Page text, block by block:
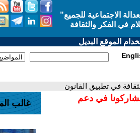
الاجتماعية للجميع"
في الفكر والثقافة
الموقع البديل
في تطبيق القانون
في دعم
غالب